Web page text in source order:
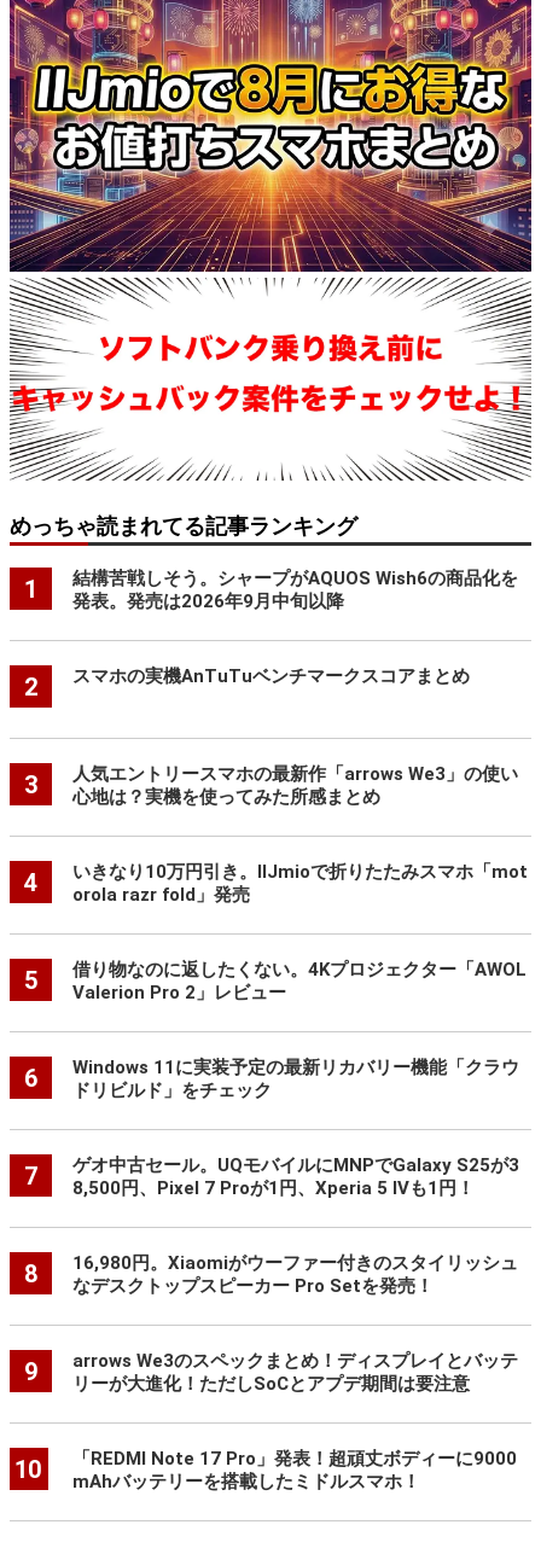
めっちゃ読まれてる記事ランキング
1
結構苦戦しそう。シャープがAQUOS Wish6の商品化を
発表。発売は2026年9月中旬以降
2 スマホの実機AnTuTuベンチマークスコアまとめ
3
人気エントリースマホの最新作「arrows We3」の使い
心地は？実機を使ってみた所感まとめ
4
いきなり10万円引き。IIJmioで折りたたみスマホ「mot
orola razr fold」発売
5
借り物なのに返したくない。4Kプロジェクター「AWOL
Valerion Pro 2」レビュー
6
Windows 11に実装予定の最新リカバリー機能「クラウ
ドリビルド」をチェック
7
ゲオ中古セール。UQモバイルにMNPでGalaxy S25が3
8,500円、Pixel 7 Proが1円、Xperia 5 IVも1円！
8
16,980円。Xiaomiがウーファー付きのスタイリッシュ
なデスクトップスピーカー Pro Setを発売！
9
arrows We3のスペックまとめ！ディスプレイとバッテ
リーが大進化！ただしSoCとアプデ期間は要注意
10
「REDMI Note 17 Pro」発表！超頑丈ボディーに9000
mAhバッテリーを搭載したミドルスマホ！